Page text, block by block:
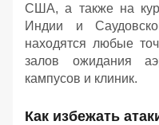
США, а также на
Индии и
находятся любые
залов ожидания
кампусов и клиник.
Как избежать